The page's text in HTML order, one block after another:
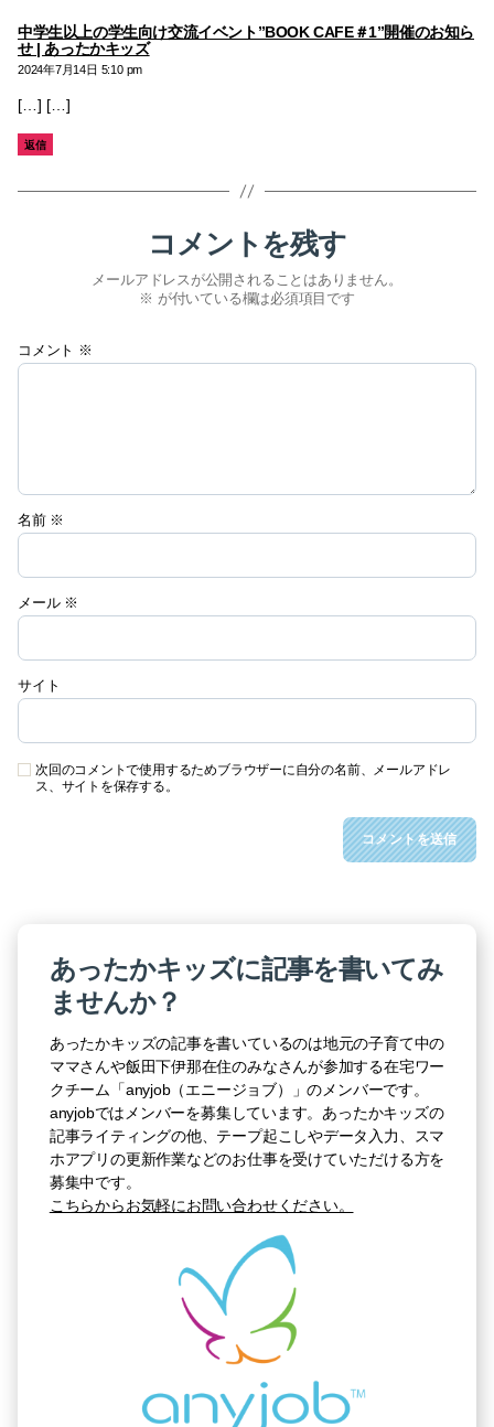
中学生以上の学生向け交流イベント”BOOK CAFE＃1”開催のお知ら
せ | あったかキッズの
2024年7月14日 5:10 pm
[…] […]
返信
コメントを残す
メールアドレスが公開されることはありません。
※ が付いている欄は必須項目です
コメント ※
名前 ※
メール ※
サイト
次回のコメントで使用するためブラウザーに自分の名前、メールアドレ
ス、サイトを保存する。
あったかキッズに記事を書いてみ
ませんか？
あったかキッズの記事を書いているのは地元の子育て中の
ママさんや飯田下伊那在住のみなさんが参加する在宅ワー
クチーム「anyjob（エニージョブ）」のメンバーです。
anyjobではメンバーを募集しています。あったかキッズの
記事ライティングの他、テープ起こしやデータ入力、スマ
ホアプリの更新作業などのお仕事を受けていただける方を
募集中です。
こちらからお気軽にお問い合わせください。